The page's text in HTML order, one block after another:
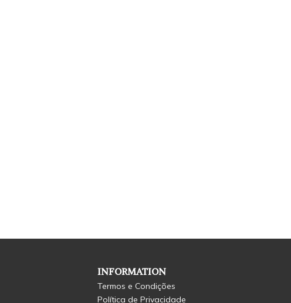
INFORMATION
Termos e Condições
Política de Privacidade